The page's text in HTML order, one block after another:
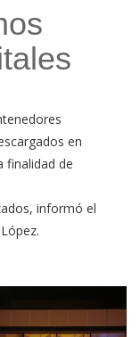
en
finalidad de
informó el